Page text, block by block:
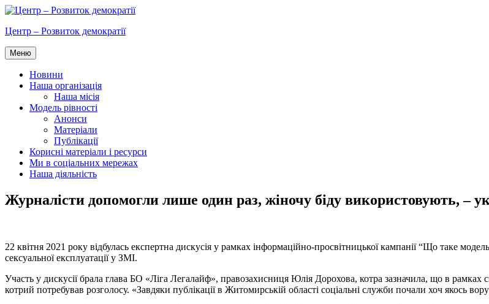
Перейти
вмісту
Центр – Розвиток демократії
Меню
Новини
Наша організація
Наша місія
Модель рівності
Анонси
Матеріали
Публікації
Корисні матеріали і ресурси
Ми в соціальних мережах
Наша діяльність
Журналісти допомогли лише один раз, жіночу біду використовують, –
22 квітня 2021 року відбулась експертна дискусія у рамках інформаційно-просвітницької кампанії “Що таке
сексуальної експлуатації у ЗМІ.
Участь у дискусії брала глава БО «Ліга Легалайф», правозахисниця Юлія Дорохова, котра зазначила, що в
котрий потребував розголосу. «Завдяки публікації в Житомирській області соціальні служби почали хоч якось